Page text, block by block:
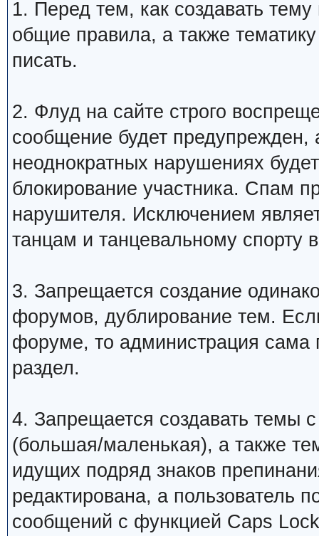
1. Перед тем, как создавать
общие правила, а также
писать.
2. Флуд на сайте строго
сообщение будет
неоднократных нарушениях
блокирование участника. Спам
нарушителя. Исключением
танцам и танцевальному спорту
3. Запрещается создание
форумов, дублирование тем.
форуме, то администрация сама
раздел.
4. Запрещается создавать темы
(большая/маленькая), а также
идущих подряд знаков
редактирована, а пользователь
сообщений с функцией Caps